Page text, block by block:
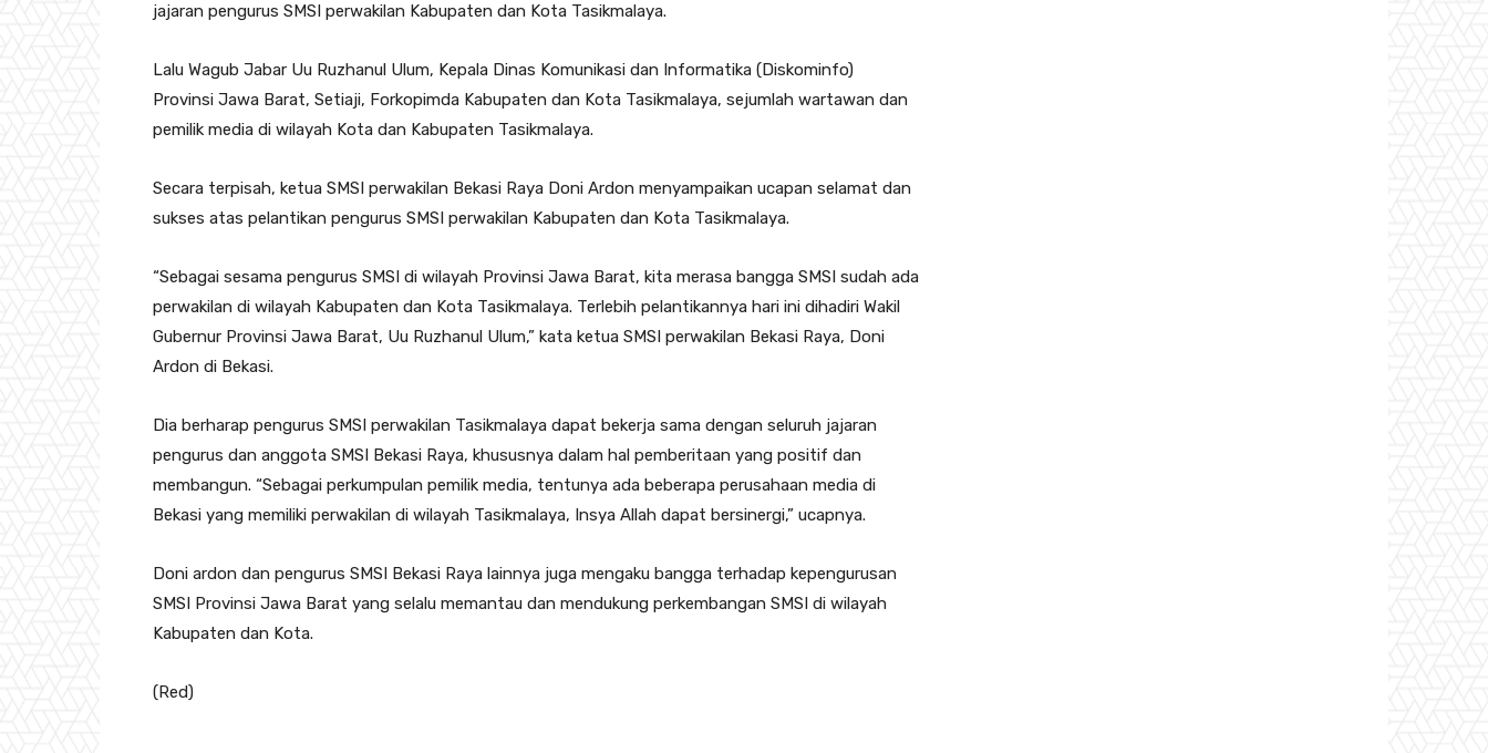
jajaran pengurus SMSI perwakilan Kabupaten dan Kota Tasikmalaya.
Lalu Wagub Jabar Uu Ruzhanul Ulum, Kepala Dinas Komunikasi dan Informatika (Diskominfo)
Provinsi Jawa Barat, Setiaji, Forkopimda Kabupaten dan Kota Tasikmalaya, sejumlah wartawan dan
pemilik media di wilayah Kota dan Kabupaten Tasikmalaya.
Secara terpisah, ketua SMSI perwakilan Bekasi Raya Doni Ardon menyampaikan ucapan selamat dan
sukses atas pelantikan pengurus SMSI perwakilan Kabupaten dan Kota Tasikmalaya.
“Sebagai sesama pengurus SMSI di wilayah Provinsi Jawa Barat, kita merasa bangga SMSI sudah ada
perwakilan di wilayah Kabupaten dan Kota Tasikmalaya. Terlebih pelantikannya hari ini dihadiri Wakil
Gubernur Provinsi Jawa Barat, Uu Ruzhanul Ulum,” kata ketua SMSI perwakilan Bekasi Raya, Doni
Ardon di Bekasi.
Dia berharap pengurus SMSI perwakilan Tasikmalaya dapat bekerja sama dengan seluruh jajaran
pengurus dan anggota SMSI Bekasi Raya, khususnya dalam hal pemberitaan yang positif dan
membangun. “Sebagai perkumpulan pemilik media, tentunya ada beberapa perusahaan media di
Bekasi yang memiliki perwakilan di wilayah Tasikmalaya, Insya Allah dapat bersinergi,” ucapnya.
Doni ardon dan pengurus SMSI Bekasi Raya lainnya juga mengaku bangga terhadap kepengurusan
SMSI Provinsi Jawa Barat yang selalu memantau dan mendukung perkembangan SMSI di wilayah
Kabupaten dan Kota.
(Red)